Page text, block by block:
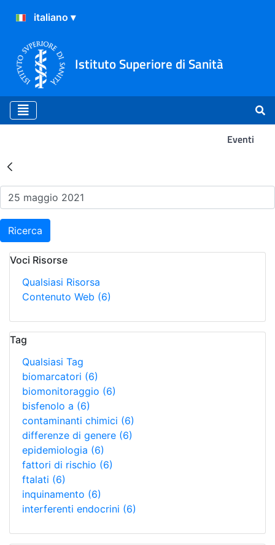
Istituto Superiore di Sanità
Eventi
Risultati della Ricerca -
Ricerca
Voci Risorse
Qualsiasi Risorsa
Contenuto Web (6)
Tag
Qualsiasi Tag
biomarcatori (6)
biomonitoraggio (6)
bisfenolo a (6)
contaminanti chimici (6)
differenze di genere (6)
epidemiologia (6)
fattori di rischio (6)
ftalati (6)
inquinamento (6)
interferenti endocrini (6)